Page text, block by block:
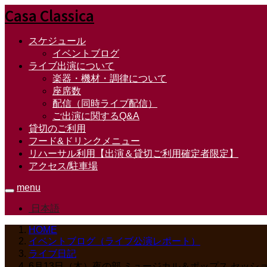
Casa Classica
スケジュール
イベントブログ
ライブ出演について
楽器・機材・調律について
座席数
配信（同時ライブ配信）
ご出演に関するQ&A
貸切のご利用
フード&ドリンクメニュー
リハーサル利用【出演＆貸切ご利用確定者限定】
アクセス/駐車場
menu
日本語
HOME
イベントブログ（ライブ公演レポート）
ライブ日記